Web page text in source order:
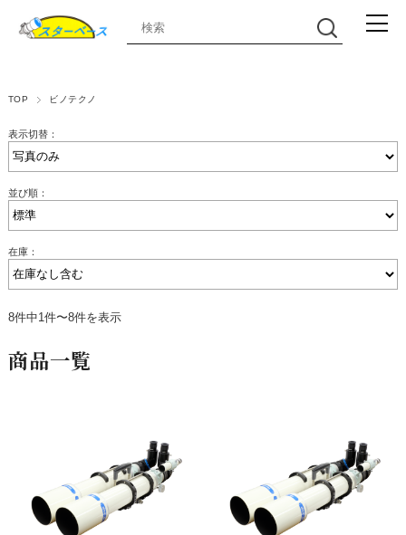
TOP ビノテクノ
表示切替：
並び順：
在庫：
8件中1件〜8件を表示
商品一覧